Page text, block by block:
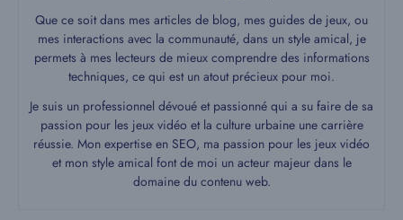
Que ce soit dans mes articles de blog, mes guides de jeux, ou
mes interactions avec la communauté, dans un style amical, je
permets à mes lecteurs de mieux comprendre des informations
techniques, ce qui est un atout précieux pour moi.
Je suis un professionnel dévoué et passionné qui a su faire de sa
passion pour les jeux vidéo et la culture urbaine une carrière
réussie. Mon expertise en SEO, ma passion pour les jeux vidéo
et mon style amical font de moi un acteur majeur dans le
domaine du contenu web.